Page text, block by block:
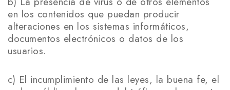
en los contenidos que puedan producir
alteraciones en los sistemas informáticos,
documentos electrónicos o datos de los
usuarios.
c) El incumplimiento de las leyes, la buena fe, el